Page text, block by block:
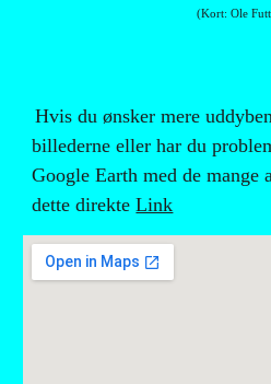
(Kort: Ole
Hvis du ønsker mere
billederne eller har du
Google Earth med de mange
dette direkte Link